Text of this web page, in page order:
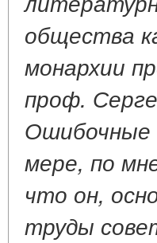
общества
монархии
проф.
Ошибочные
мере, по
что он,
труды